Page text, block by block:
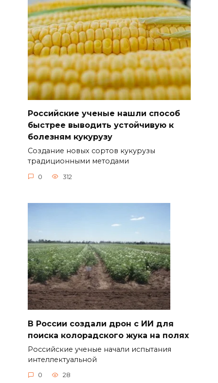
Российские ученые нашли способ
быстрее выводить устойчивую к
болезням кукурузу
Создание новых сортов кукурузы
традиционными методами
0 312
В России создали дрон с ИИ для
поиска колорадского жука на полях
Российские ученые начали испытания
интеллектуальной
0 28